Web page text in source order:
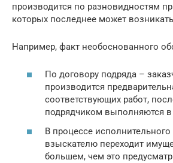
производится по разновидностям
которых последнее может
Например, факт необоснованного
По договору подряда –
производится
соответствующих работ,
подрядчиком выполняются
В процессе
взыскателю переходит
большем, чем это